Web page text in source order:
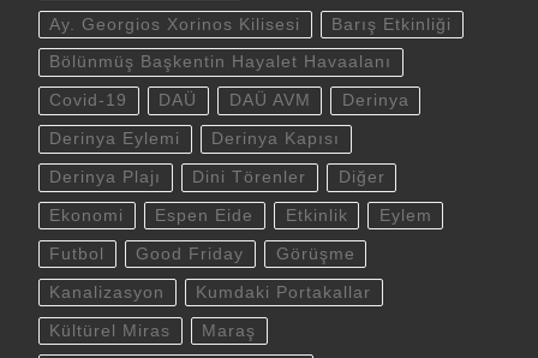
Ay. Georgios Xorinos Kilisesi Barış Etkinliği
Bölünmüş Başkentin Hayalet Havaalanı
Covid-19 DAÜ DAÜ AVM Derinya
Derinya Eylemi Derinya Kapısı
Derinya Plajı Dini Törenler Diğer
Ekonomi Espen Eide Etkinlik Eylem
Futbol Good Friday Görüşme
Kanalizasyon Kumdaki Portakallar
Kültürel Miras Maraş